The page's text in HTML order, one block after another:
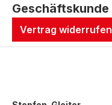
Geschäftskunde
Vertrag widerrufen